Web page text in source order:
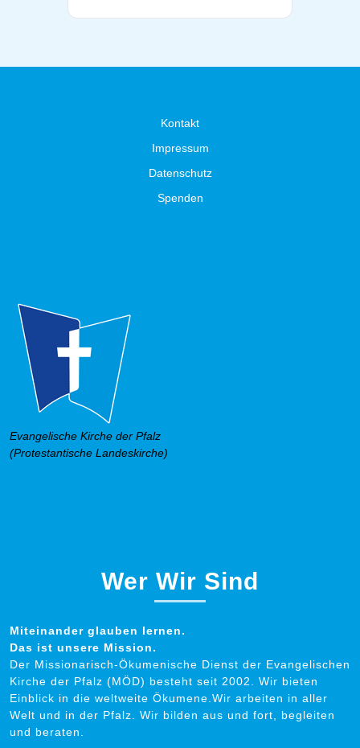
Kontakt
Impressum
Datenschutz
Spenden
Evangelische Kirche der Pfalz
(Protestantische Landeskirche)
Wer Wir Sind
Miteinander glauben lernen.
Das ist unsere Mission.
Der Missionarisch-Ökumenische Dienst der Evangelischen
Kirche der Pfalz (MÖD) besteht seit 2002. Wir bieten
Einblick in die weltweite Ökumene.Wir arbeiten in aller
Welt und in der Pfalz. Wir bilden aus und fort, begleiten
und beraten.